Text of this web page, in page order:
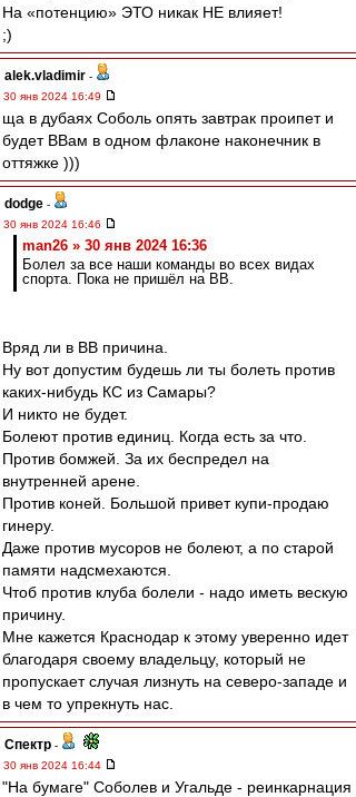
На «потенцию» ЭТО никак НЕ влияет!
;)
alek.vladimir -
30 янв 2024 16:49
ща в дубаях Соболь опять завтрак проипет и
будет ВВам в одном флаконе наконечник в
оттяжке )))
dodge -
30 янв 2024 16:46
man26 » 30 янв 2024 16:36
Болел за все наши команды во всех видах
спорта. Пока не пришёл на ВВ.
Вряд ли в ВВ причина.
Ну вот допустим будешь ли ты болеть против
каких-нибудь КС из Самары?
И никто не будет.
Болеют против единиц. Когда есть за что.
Против бомжей. За их беспредел на
внутренней арене.
Против коней. Большой привет купи-продаю
гинеру.
Даже против мусоров не болеют, а по старой
памяти надсмехаются.
Чтоб против клуба болели - надо иметь вескую
причину.
Мне кажется Краснодар к этому уверенно идет
благодаря своему владельцу, который не
пропускает случая лизнуть на северо-западе и
в чем то упрекнуть нас.
Спектр -
30 янв 2024 16:44
"На бумаге" Соболев и Угальде - реинкарнация